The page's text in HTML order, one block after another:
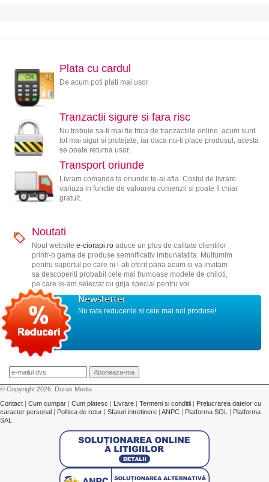
Plata cu cardul
De acum poti plati mai usor
Tranzactii sigure si fara risc
Nu trebuie sa-ti mai fie frica de tranzactiile online, acum sunt
tot mai sigur si protejate, iar daca nu-ti place produsul, acesta
se poate returna usor.
Transport oriunde
Livram comanda ta oriunde te-ai afla. Costul de livrare
variaza in functie de valoarea comenzii si poate fi chiar
gratuit.
Noutati
Noul website e-ciorapi.roaduce un plus de calitate clientilor
printr-o gama de produse semnificativ imbunatatita. Multumim
pentru suportul pe care ni l-ati oferit pana acum si va invitam
sa descoperiti probabil cele mai frumoase modele de chiloti,
pe care le-am selectat cu grija special pentru voi.
Newsletter
Nu rata reducerile si cele mai noi produse!
© Copyright 2026, Duras Media
Contact | Cum cumpar | Cum platesc | Livrare | Termeni si conditii | Prelucrarea datelor cu
caracter personal | Politica de retur | Sfaturi intretinere | ANPC | Platforma SOL | Platforma
SAL